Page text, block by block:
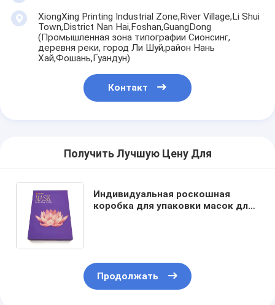
XiongXing Printing Industrial Zone,River Village,Li Shui
Town,District Nan Hai,Foshan,GuangDong
(Промышленная зона типографии Сионсинг,
деревня реки, город Ли Шуй,район Нань
Хай,Фошань,Гуандун)
Контакт
Получить Лучшую Цену Для
Индивидуальная роскошная
коробка для упаковки масок для
Продолжать